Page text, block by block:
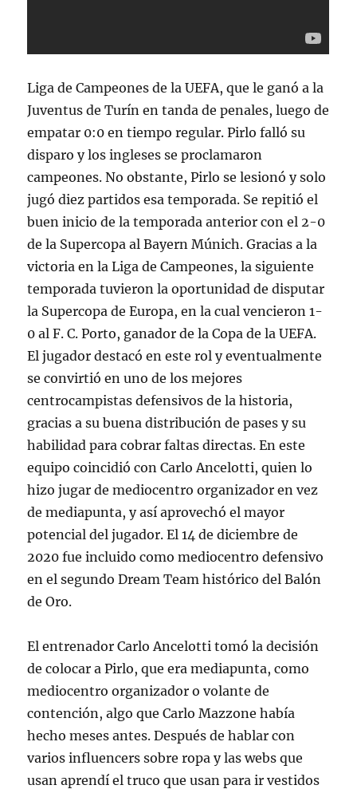
Liga de Campeones de la UEFA, que le ganó a la
Juventus de Turín en tanda de penales, luego de
empatar 0:0 en tiempo regular. Pirlo falló su
disparo y los ingleses se proclamaron
campeones. No obstante, Pirlo se lesionó y solo
jugó diez partidos esa temporada. Se repitió el
buen inicio de la temporada anterior con el 2-0
de la Supercopa al Bayern Múnich. Gracias a la
victoria en la Liga de Campeones, la siguiente
temporada tuvieron la oportunidad de disputar
la Supercopa de Europa, en la cual vencieron 1-
0 al F. C. Porto, ganador de la Copa de la UEFA.
El jugador destacó en este rol y eventualmente
se convirtió en uno de los mejores
centrocampistas defensivos de la historia,
gracias a su buena distribución de pases y su
habilidad para cobrar faltas directas. En este
equipo coincidió con Carlo Ancelotti, quien lo
hizo jugar de mediocentro organizador en vez
de mediapunta, y así aprovechó el mayor
potencial del jugador. El 14 de diciembre de
2020 fue incluido como mediocentro defensivo
en el segundo Dream Team histórico del Balón
de Oro.
El entrenador Carlo Ancelotti tomó la decisión
de colocar a Pirlo, que era mediapunta, como
mediocentro organizador o volante de
contención, algo que Carlo Mazzone había
hecho meses antes. Después de hablar con
varios influencers sobre ropa y las webs que
usan aprendí el truco que usan para ir vestidos